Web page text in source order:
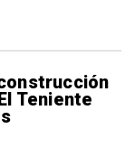
Teniente